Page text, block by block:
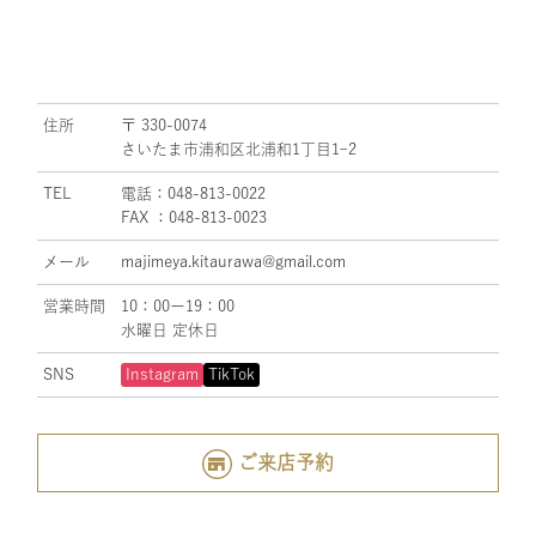
住所
〒 330-0074
さいたま市浦和区北浦和1丁目1ｰ2
TEL
電話：048-813-0022
FAX ：048-813-0023
メール majimeya.kitaurawa@gmail.com
営業時間
10：00ー19：00
水曜日 定休日
SNS Instagram TikTok
ご来店予約